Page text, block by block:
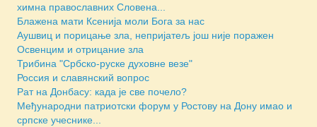
химна православних Словена...
Блажена мати Ксенија моли Бога за нас
Аушвиц и порицање зла, непријатељ још није поражен
Освенцим и отрицание зла
Трибина "Србско-руске духовне везе"
Россия и славянский вопрос
Рат на Донбасу: када је све почело?
Међународни патриотски форум у Ростову на Дону имао и
српске учеснике...